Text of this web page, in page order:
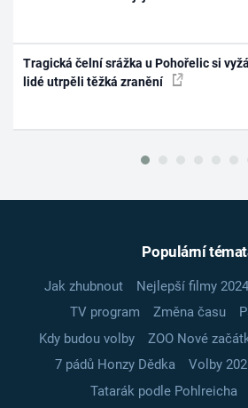
Tragická čelní srážka u Pohořelic si
lidé utrpěli těžká zranění
Populární
Jak zhubnout Nejlepší filmy 2024
TV program
Změna času
Kdy budou volby
ZOO Nové
7 pádů Honzy Dědka
Volby
Tatarák podle Pohlreicha